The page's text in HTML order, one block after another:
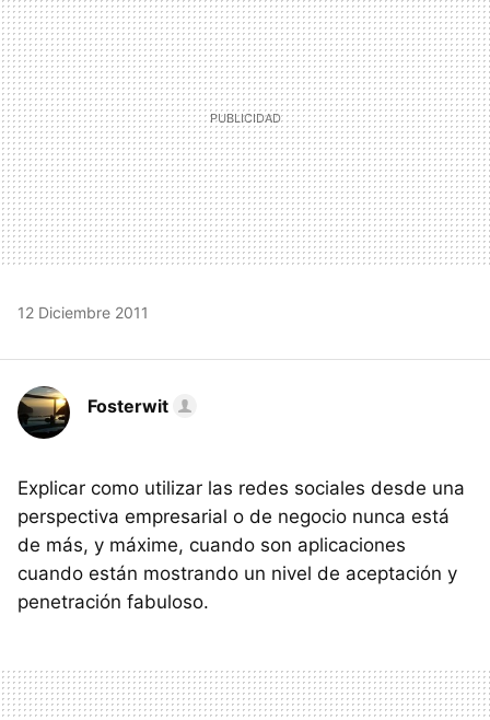
12 Diciembre 2011
Fosterwit
Explicar como utilizar las redes sociales desde una
perspectiva empresarial o de negocio nunca está
de más, y máxime, cuando son aplicaciones
cuando están mostrando un nivel de aceptación y
penetración fabuloso.